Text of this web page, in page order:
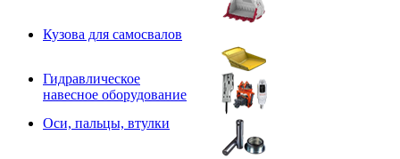
Кузова для самосвалов
Гидравлическое
навесное оборудование
Оси, пальцы, втулки